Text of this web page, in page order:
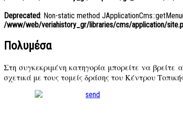
Deprecated: Non-static method
/www/web/veriahistory_gr/libraries/cms/application/
Πολυμέσα
Στη συγκεκριμένη κατηγορία μπορείτε να βρείτε
σχετικά με τους τομείς δράσης του Κέντρου